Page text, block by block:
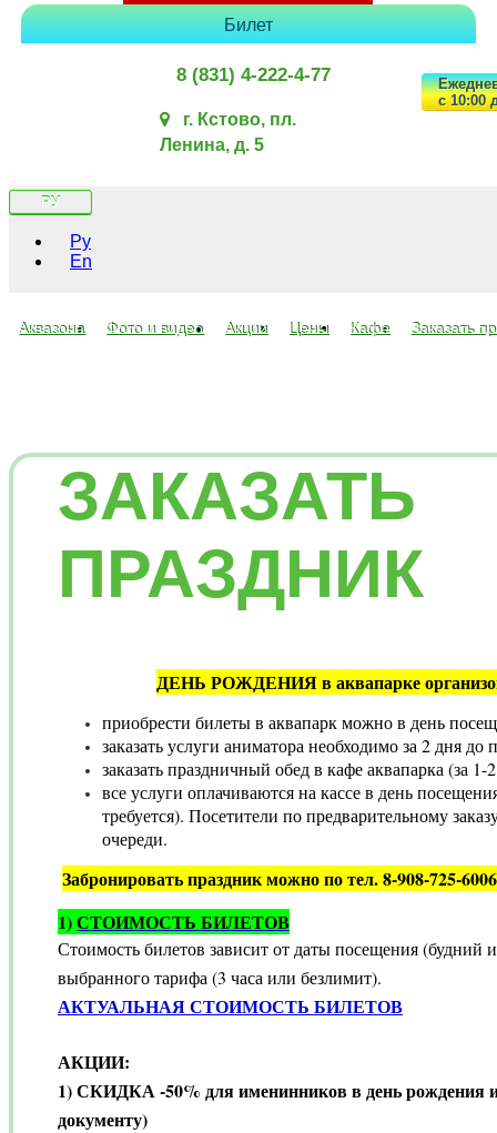
8 (831) 4-222-4-77
г. Кстово, пл.
Ленина, д. 5
с 10:00
РУ
Ру
En
Аквазона Фото и видео Акции Цены Кафе Заказать
ЗАКАЗАТЬ
ПРАЗДНИК
ДЕНЬ РОЖДЕНИЯ в аквапарке
приобрести билеты в аквапарк можно в день
заказать услуги аниматора необходимо за 2 дня до
заказать праздничный обед в кафе аквапарка (за
все услуги оплачиваются на кассе в день
требуется). Посетители по предварительному
очереди.
Забронировать праздник можнопо тел. 8-908-725-
1)СТОИМОСТЬ БИЛЕТОВ
Стоимость билетов зависит от даты посещения (будний
выбранного тарифа (3 часа или безлимит).
АКТУАЛЬНАЯ СТОИМОСТЬ БИЛЕТОВ
АКЦИИ:
1) СКИДКА -50% для именинников в день рождения и
документу)
Билет